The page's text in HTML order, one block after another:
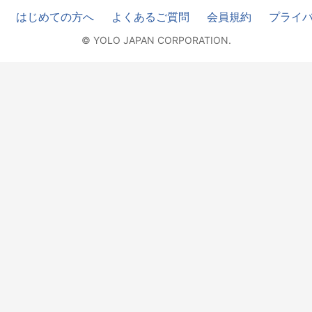
はじめての方へ よくあるご質問 会員規約 プライ
© YOLO JAPAN CORPORATION.